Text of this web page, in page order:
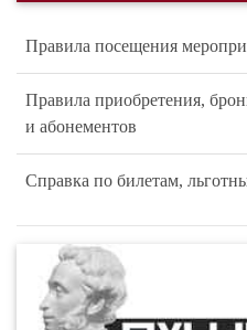
Правила посещения
Правила приобретения,
и абонементов
Справка по билетам,